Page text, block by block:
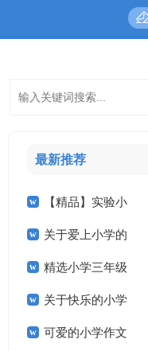
最新推荐
【精品】实验小
学的作文300字4篇
关于爱上小学的
作文锦集八篇
精选小学三年级
的作文合集六篇
关于快乐的小学
作文3篇
可爱的小学作文